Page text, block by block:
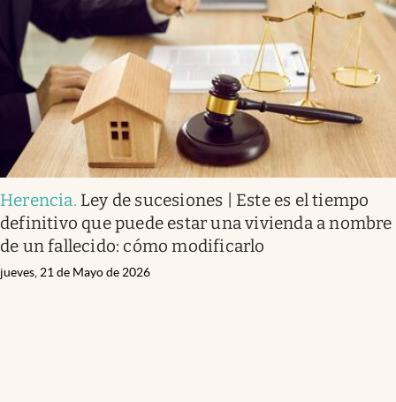
Herencia. Ley de sucesiones | Este es el tiempo
definitivo que puede estar una vivienda a nombre
de un fallecido: cómo modificarlo
jueves, 21 de Mayo de 2026